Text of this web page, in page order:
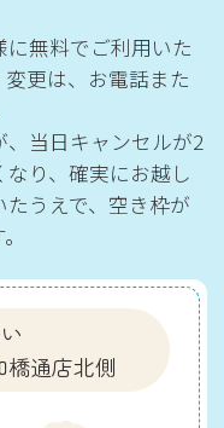
に無料でご利用いた
更は、お電話また
当日キャンセルが2
り、確実にお越し
うえで、空き枠が
通店北側